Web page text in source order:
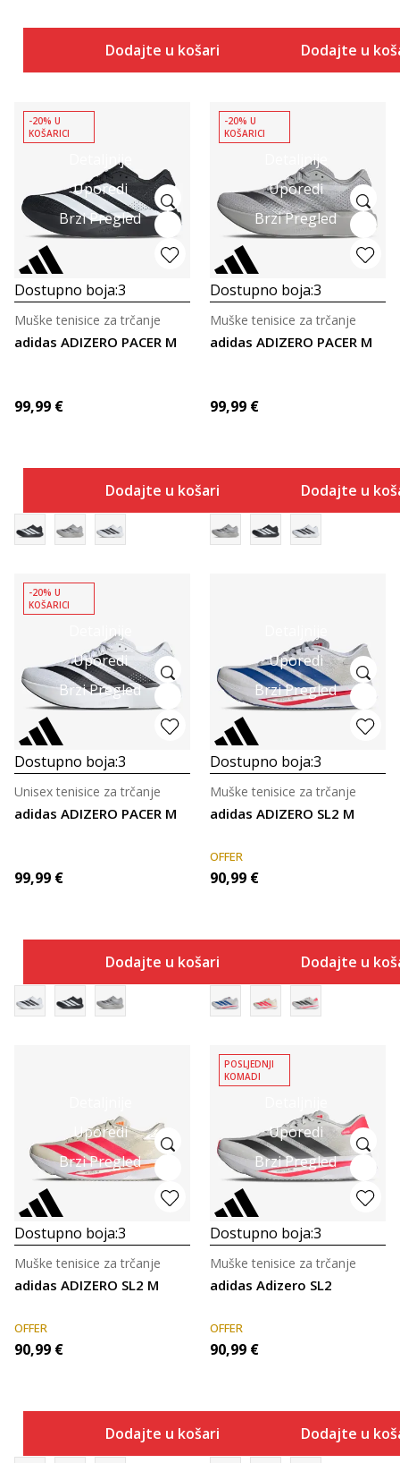
Dodajte u košaricu Dodajte u
Detaljnije
Uporedi
Brzi Pregled
-20% U
KOŠARICI
Dostupno boja:3
adidas ADIZERO PACER M
Muške tenisice za trčanje
99,99 €
Dodajte u košaricu
Detaljnije
Uporedi
Brzi Pregled
-20% U
KOŠARICI
Dostupno boja:3
adidas ADIZERO PACER M
Muške tenisice za trčanje
99,99 €
Dodajte u
Detaljnije
Uporedi
Brzi Pregled
-20% U
KOŠARICI
Dostupno boja:3
adidas ADIZERO PACER M
Unisex tenisice za trčanje
99,99 €
Dodajte u košaricu
Uporedi
Brzi Pregled
Dostupno boja:3
adidas ADIZERO SL2 M
Muške tenisice za trčanje
OFFER
90,99 €
Dodajte u
Uporedi
Brzi Pregled
Dostupno boja:3
adidas ADIZERO SL2 M
Muške tenisice za trčanje
OFFER
90,99 €
Dodajte u košaricu
Uporedi
Brzi Pregled
POSLJEDNJI
KOMADI
Dostupno boja:3
adidas Adizero SL2
Muške tenisice za trčanje
OFFER
90,99 €
Dodajte u